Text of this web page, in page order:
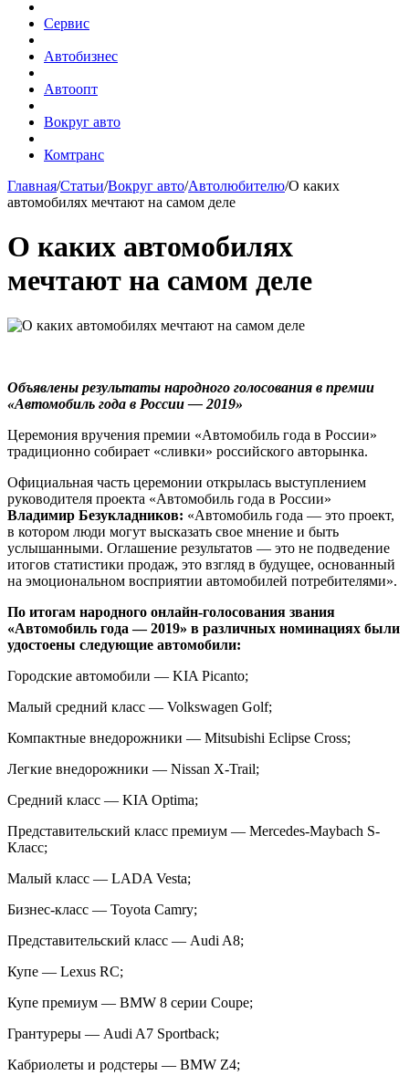
Сервис
Автобизнес
Автоопт
Вокруг авто
Комтранс
Главная/Статьи/Вокруг авто/Автолюбителю/О каких
автомобилях мечтают на самом деле
О каких автомобилях
мечтают на самом деле
Объявлены результаты народного голосования в премии
«Автомобиль года в России — 2019»
Церемония вручения премии «Автомобиль года в России»
традиционно собирает «сливки» российского авторынка.
Официальная часть церемонии открылась выступлением
руководителя проекта «Автомобиль года в России»
Владимир Безукладников: «Автомобиль года — это проект,
в котором люди могут высказать свое мнение и быть
услышанными. Оглашение результатов — это не подведение
итогов статистики продаж, это взгляд в будущее, основанный
на эмоциональном восприятии автомобилей потребителями».
По итогам народного онлайн-голосования звания
«Автомобиль года — 2019» в различных номинациях были
удостоены следующие автомобили:
Городские автомобили — KIA Picanto;
Малый средний класс — Volkswagen Golf;
Компактные внедорожники — Mitsubishi Eclipse Cross;
Легкие внедорожники — Nissan X-Trail;
Средний класс — KIA Optima;
Представительский класс премиум — Mercedes-Maybach S-
Класс;
Малый класс — LADA Vesta;
Бизнес-класс — Toyota Camry;
Представительский класс — Audi A8;
Купе — Lexus RС;
Купе премиум — BMW 8 серии Coupe;
Грантуреры — Audi A7 Sportback;
Кабриолеты и родстеры — BMW Z4;